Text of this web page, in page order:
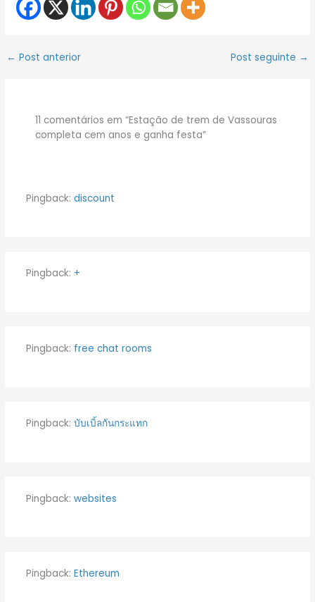
← Post anterior Post seguinte →
11 comentários em “Estação de trem de Vassouras
completa cem anos e ganha festa”
Pingback: discount
Pingback: +
Pingback: free chat rooms
Pingback: บับเบิ้ลกันกระแทก
Pingback: websites
Pingback: Ethereum